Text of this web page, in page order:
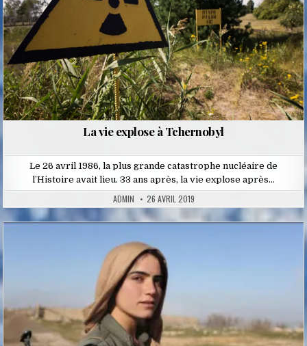
La vie explose à Tchernobyl
Le 26 avril 1986, la plus grande catastrophe nucléaire de
l’Histoire avait lieu. 33 ans après, la vie explose après…
ADMIN 26 AVRIL 2019
Posted
in